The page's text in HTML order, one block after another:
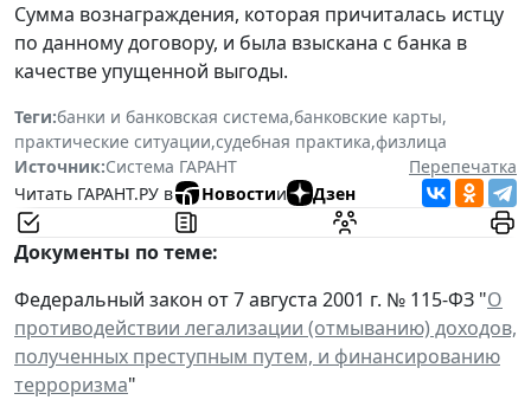
Сумма вознаграждения, которая причиталась истцу
по данному договору, и была взыскана с банка в
качестве упущенной выгоды.
Теги:банки и банковская система,банковские карты,
практические ситуации,судебная практика,физлица
Источник:Система ГАРАНТ
Перепечатка
Читать ГАРАНТ.РУ в
Новостии Дзен
Документы по теме:
Федеральный закон от 7 августа 2001 г. № 115-ФЗ "О
противодействии легализации (отмыванию) доходов,
полученных преступным путем, и финансированию
терроризма"